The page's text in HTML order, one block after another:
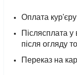
Оплата
Післясплата
після огляду
Переказ на